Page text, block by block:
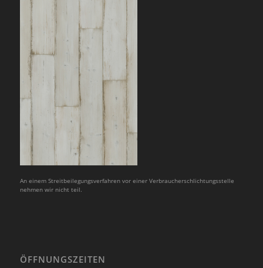
An einem Streitbeilegungsverfahren vor einer Verbraucherschlichtungsstelle
nehmen wir nicht teil.
ÖFFNUNGSZEITEN